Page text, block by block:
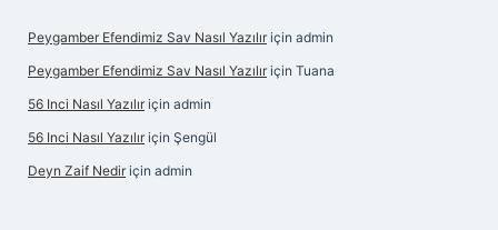
Peygamber Efendimiz Sav Nasıl Yazılır için admin
Peygamber Efendimiz Sav Nasıl Yazılır için Tuana
56 Inci Nasıl Yazılır için admin
56 Inci Nasıl Yazılır için Şengül
Deyn Zaif Nedir için admin